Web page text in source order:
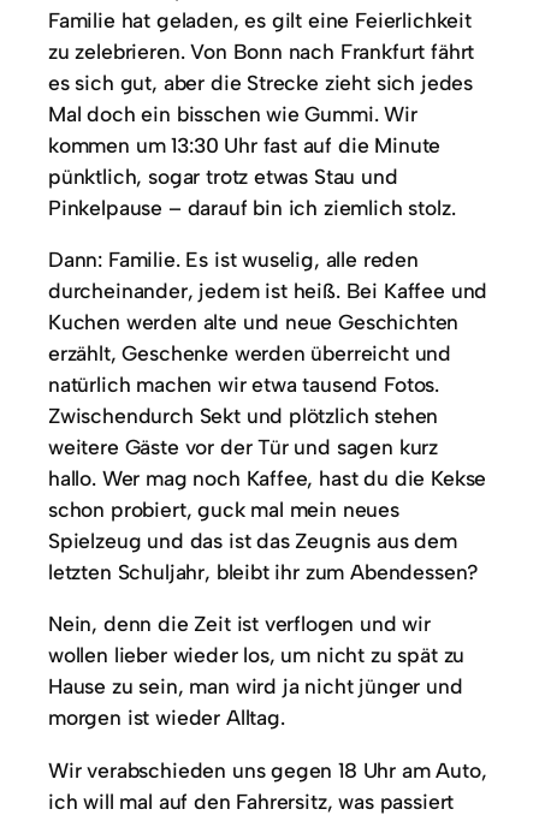
Familie hat geladen, es gilt eine Feierlichkeit
zu zelebrieren. Von Bonn nach Frankfurt fährt
es sich gut, aber die Strecke zieht sich jedes
Mal doch ein bisschen wie Gummi. Wir
kommen um 13:30 Uhr fast auf die Minute
pünktlich, sogar trotz etwas Stau und
Pinkelpause – darauf bin ich ziemlich stolz.
Dann: Familie. Es ist wuselig, alle reden
durcheinander, jedem ist heiß. Bei Kaffee und
Kuchen werden alte und neue Geschichten
erzählt, Geschenke werden überreicht und
natürlich machen wir etwa tausend Fotos.
Zwischendurch Sekt und plötzlich stehen
weitere Gäste vor der Tür und sagen kurz
hallo. Wer mag noch Kaffee, hast du die Kekse
schon probiert, guck mal mein neues
Spielzeug und das ist das Zeugnis aus dem
letzten Schuljahr, bleibt ihr zum Abendessen?
Nein, denn die Zeit ist verflogen und wir
wollen lieber wieder los, um nicht zu spät zu
Hause zu sein, man wird ja nicht jünger und
morgen ist wieder Alltag.
Wir verabschieden uns gegen 18 Uhr am Auto,
ich will mal auf den Fahrersitz, was passiert